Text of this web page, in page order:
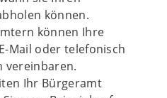
können.
können Ihre
Mail oder telefonisch
vereinbaren.
Ihr Bürgeramt